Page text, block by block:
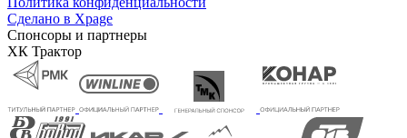
Сделано в Xpage
Спонсоры и партнеры
ХК Трактор